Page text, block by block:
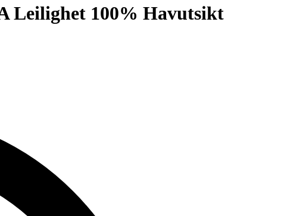
Leilighet 100% Havutsikt